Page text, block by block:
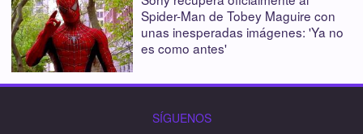
Spider-Man de Tobey Maguire con
unas inesperadas imágenes: 'Ya no
es como antes'
SÍGUENOS